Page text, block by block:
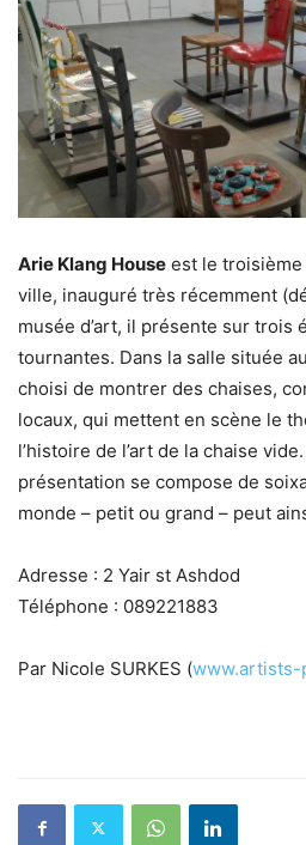
Arie Klang House est le troisième
ville, inauguré très récemment
musée d’art, il présente sur trois
tournantes. Dans la salle située
choisi de montrer des chaises,
locaux, qui mettent en scène le
l’histoire de l’art de la chaise
présentation se compose de
monde – petit ou grand – peut
Adresse : 2 Yair st Ashdod
Téléphone : 089221883
Par Nicole SURKES (www.artists-